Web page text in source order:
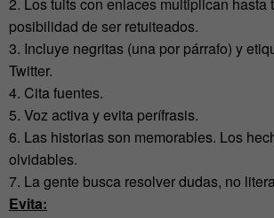
posibilidad de ser retuiteados.
3. Incluye negritas (una por párrafo) y
Twitter.
4. Cita fuentes.
5. Voz activa y evita perífrasis.
6. Las historias son memorables. Los
olvidables.
7. La gente busca resolver dudas, no
Evita: